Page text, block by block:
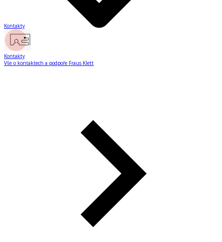
Kontakty
Kontakty
Vše o kontaktech a podpoře Fraus Klett